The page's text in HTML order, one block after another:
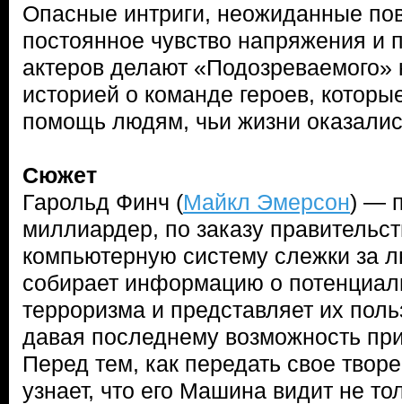
Опасные интриги, неожиданные
постоянное чувство напряжения и
актеров делают «Подозреваемого»
историей о команде героев,
помощь людям, чьи жизни
Сюжет
Гарольд Финч (Майкл Эмерсон) —
миллиардер, по заказу
компьютерную систему слежки за
собирает информацию о
терроризма и представляет их
давая последнему возможность
Перед тем, как передать свое
узнает, что его Машина видит не